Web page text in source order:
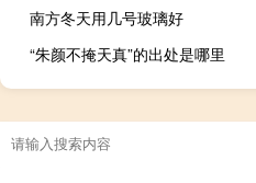
南方冬天用几号玻璃好
“朱颜不掩天真”的出处是哪里